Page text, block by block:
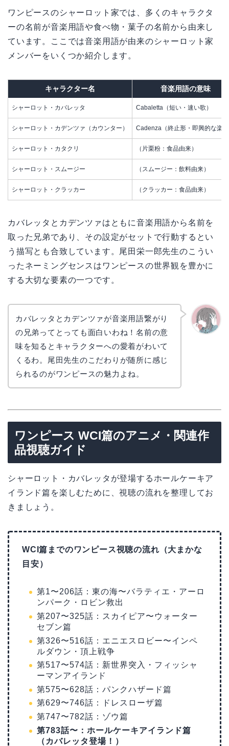
ワンピースのシャーロット家では、多くのキャラクタ
ーの名前が音楽用語や食べ物・菓子の名前から由来し
ています。ここでは音楽用語が由来のシャーロット家
メンバーをいくつか紹介します。
キャラクター名 音楽用語の意味
シャーロット・カバレッタ Cabaletta（短い・速い歌）
シャーロット・カデンツァ（カウンター） Cadenza（終止形・即興的な楽
シャーロット・カタクリ （片栗粉：食品由来）
シャーロット・スムージー （スムージー：飲料由来）
シャーロット・クラッカー （クラッカー：食品由来）
カバレッタとカデンツァはともに音楽用語から名前を
取った兄弟であり、その設定がセットで行動するとい
う描写とも合致しています。尾田栄一郎先生のこうい
ったネーミングセンスはワンピースの世界観を豊かに
する大切な要素の一つです。
カバレッタとカデンツァが音楽用語繋がり
の兄弟ってとっても面白いわね！名前の意
味を知るとキャラクターへの愛着がわいて
くるわ。尾田先生のこだわりが随所に感じ
られるのがワンピースの魅力よね。
ワンピース WCI篇のアニメ・関連作
品視聴ガイド
シャーロット・カバレッタが登場するホールケーキア
イランド篇を楽しむために、視聴の流れを整理してお
きましょう。
WCI篇までのワンピース視聴の流れ（大まかな
目安）
第1〜206話：東の海〜バラティエ・アーロ
ンパーク・ロビン救出
第207〜325話：スカイピア〜ウォーター
セブン篇
第326〜516話：エニエスロビー〜インペ
ルダウン・頂上戦争
第517〜574話：新世界突入・フィッシャ
ーマンアイランド
第575〜628話：パンクハザード篇
第629〜746話：ドレスローザ篇
第747〜782話：ゾウ篇
第783話〜：ホールケーキアイランド篇
（カバレッタ登場！）